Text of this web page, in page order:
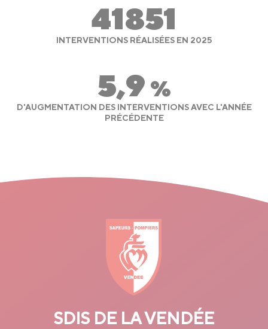
41851
INTERVENTIONS RÉALISÉES EN 2025
5,9 %
D'AUGMENTATION DES INTERVENTIONS AVEC L'ANNÉE
PRÉCÉDENTE
SDIS DE LA VENDÉE